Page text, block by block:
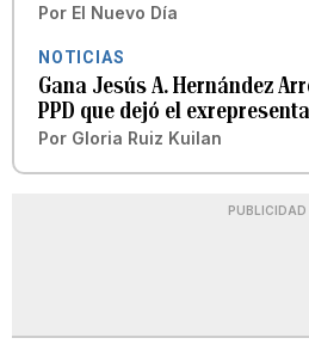
Por El Nuevo Día
NOTICIAS
Gana Jesús A. Hernández
PPD que dejó el
Por Gloria Ruiz Kuilan
PUBLICIDAD